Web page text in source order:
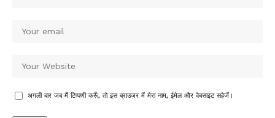
अगली बार जब मैं टिप्पणी करूँ, तो इस ब्राउज़र में मेरा नाम, ईमेल और वेबसाइट सहेजें।